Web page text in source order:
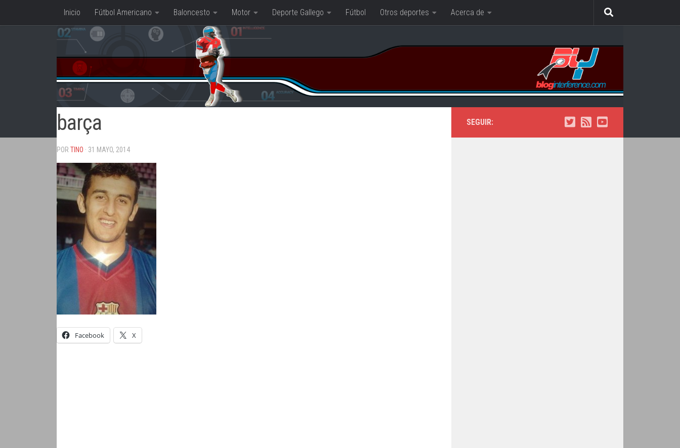
Saltar al contenido
Inicio Fútbol Americano Baloncesto Motor Deporte Gallego Fútbol Otros deportes Acerca de
barça
POR TINO · 31 MAYO, 2014
Facebook X
SEGUIR: